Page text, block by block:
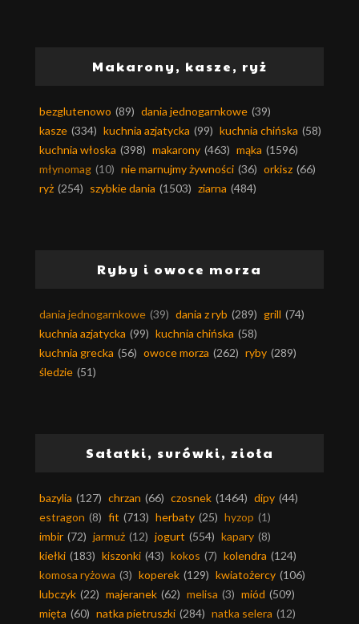
Makarony, kasze, ryż
bezglutenowo (89) dania jednogarnkowe (39)
kasze (334) kuchnia azjatycka (99) kuchnia chińska (58)
kuchnia włoska (398) makarony (463) mąka (1596)
młynomag (10) nie marnujmy żywności (36) orkisz (66)
ryż (254) szybkie dania (1503) ziarna (484)
Ryby i owoce morza
dania jednogarnkowe (39) dania z ryb (289) grill (74)
kuchnia azjatycka (99) kuchnia chińska (58)
kuchnia grecka (56) owoce morza (262) ryby (289)
śledzie (51)
Sałatki, surówki, zioła
bazylia (127) chrzan (66) czosnek (1464) dipy (44)
estragon (8) fit (713) herbaty (25) hyzop (1)
imbir (72) jarmuż (12) jogurt (554) kapary (8)
kiełki (183) kiszonki (43) kokos (7) kolendra (124)
komosa ryżowa (3) koperek (129) kwiatożercy (106)
lubczyk (22) majeranek (62) melisa (3) miód (509)
mięta (60) natka pietruszki (284) natka selera (12)